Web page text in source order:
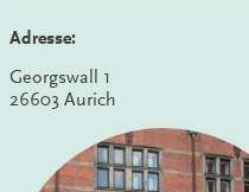
Adresse:
Georgswall 1
26603 Aurich